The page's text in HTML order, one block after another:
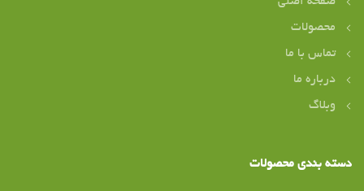
محصولات
تماس با ما
درباره ما
وبلاگ
دسته بندی محصولات